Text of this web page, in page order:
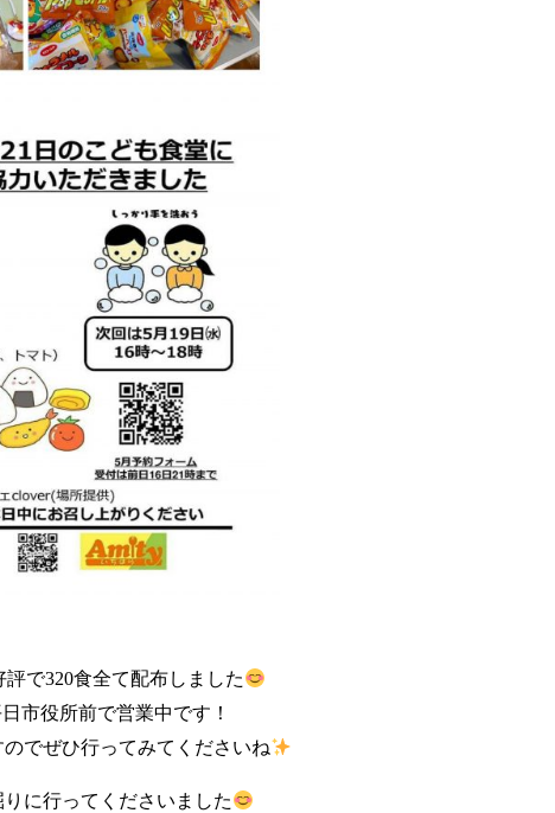
で320食全て配布しました
市役所前で営業中です！
でぜひ行ってみてくださいね
に行ってくださいました